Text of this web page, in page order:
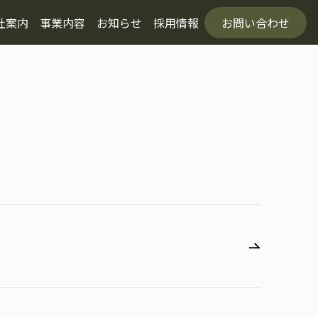
案内 事業内容 お知らせ 採用情報 お問い合わせ